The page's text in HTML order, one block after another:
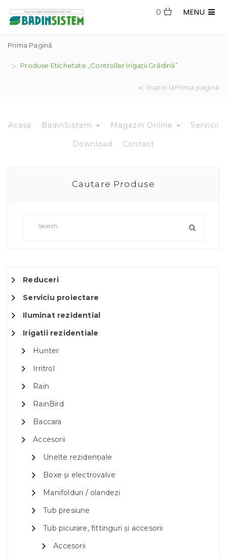
MENU
0
Prima Pagină
Produse Etichetate „Controller Irigații Grădină”
Inapoi laPrima pagină
Acasa BadinSistem Magazin Online Servicii
Download Contact
Cautare Produse
Reduceri
Serviciu proiectare
Iluminat rezidential
Irigatii rezidentiale
Hunter
Irritrol
Rain
RainBird
Baccara
Accesorii
Unelte rezidențiale
Boxe și electrovalve
Manifolduri / olandezi
Tub presiune
Tub picurare, fittinguri și accesorii
Accesorii